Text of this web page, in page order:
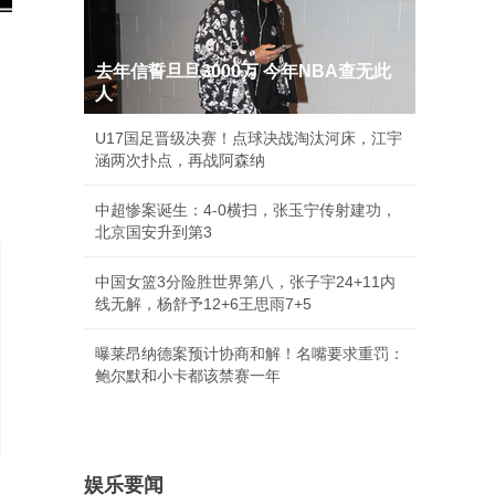
去年信誓旦旦3000万 今年NBA查无此
人
U17国足晋级决赛！点球决战淘汰河床，江宇
涵两次扑点，再战阿森纳
中超惨案诞生：4-0横扫，张玉宁传射建功，
北京国安升到第3
中国女篮3分险胜世界第八，张子宇24+11内
线无解，杨舒予12+6王思雨7+5
曝莱昂纳德案预计协商和解！名嘴要求重罚：
鲍尔默和小卡都该禁赛一年
娱乐要闻